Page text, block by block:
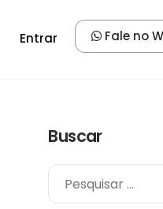
Entrar Fale no
Buscar